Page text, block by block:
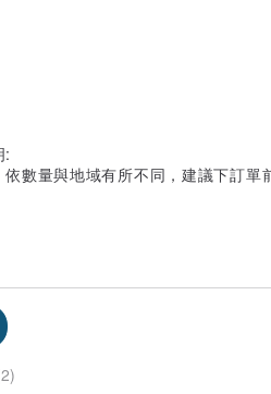
:
數量與地域有所不同，建議下訂單